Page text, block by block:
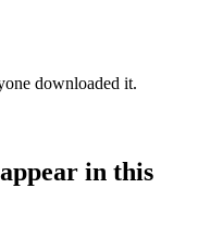
downloaded it.
in this